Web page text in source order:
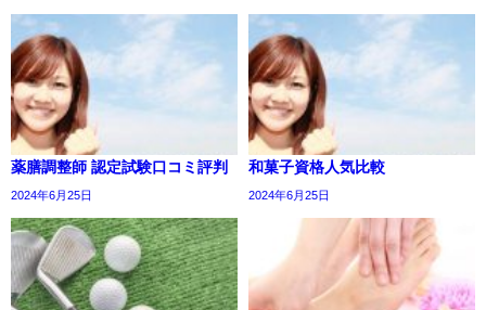
薬膳調整師 認定試験口コミ評判
2024年6月25日
和菓子資格人気比較
2024年6月25日